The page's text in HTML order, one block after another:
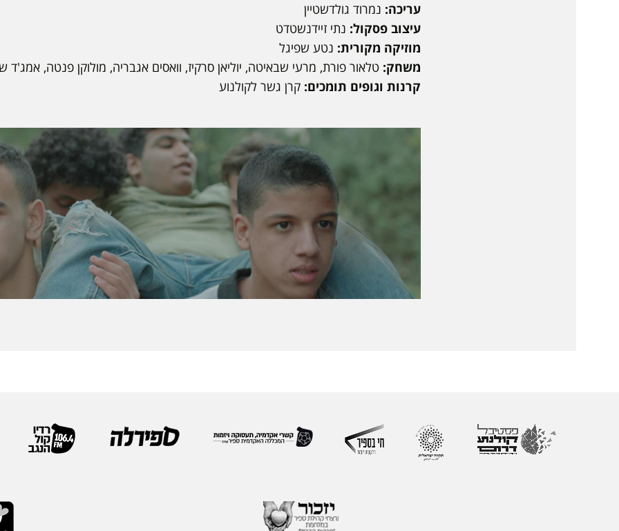
עריכה: נמרוד גולדשטיין
עיצוב פסקול: נתי זיידנשטדט
מוזיקה מקורית: נטע שפיגל
משחק: טלאור פורת, מרעי שבאיטה, יוליאן סרקיז, וואסים אגבריה, מולוקן פנטה, אמג'ד
קרנות וגופים תומכים: קרן גשר לקולנוע